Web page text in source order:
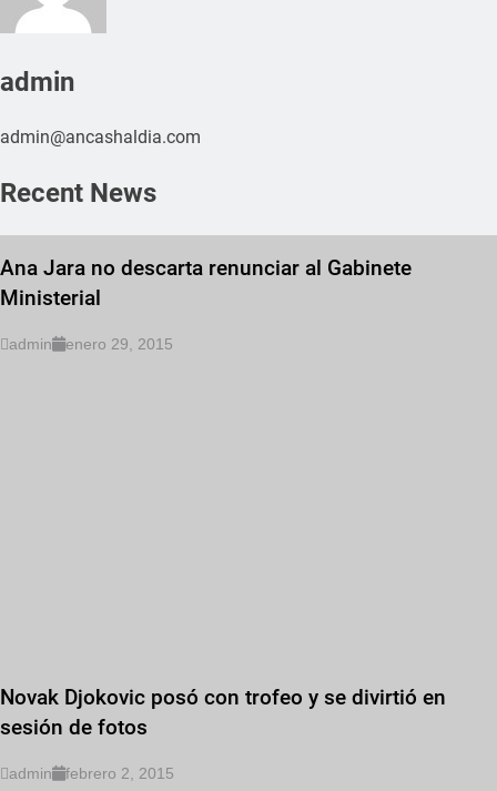
admin
admin@ancashaldia.com
Recent News
Ana Jara no descarta renunciar al Gabinete
Ministerial
admin enero 29, 2015
Novak Djokovic posó con trofeo y se divirtió en
sesión de fotos
admin febrero 2, 2015